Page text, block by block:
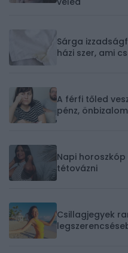
Sárga
házi szer, ami
A férfi tőled
pénz,
Napi horoszkóp
tétovázni
Csillagjegyek